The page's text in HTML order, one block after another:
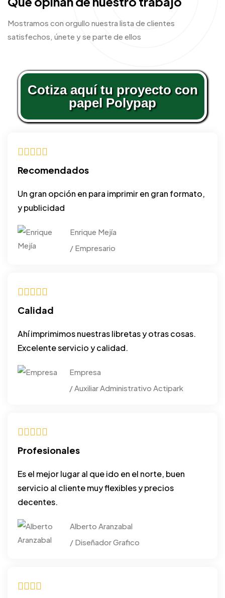
Mostramos con orgullo nuestra lista de clientes
satisfechos, únete y se parte de ellos
Cotiza aquí tu proyecto con
papel Polypap
Recomendados
Un gran opción en para imprimir en gran formato,
y publicidad
Enrique Mejía
/ Empresario
Calidad
Ahí imprimimos nuestras libretas y otras cosas.
Excelente servicio y calidad.
Empresa
/ Auxiliar Administrativo Actipark
Profesionales
Es el mejor lugar al que ido en el norte, buen
servicio al cliente muy flexibles y precios
decentes.
Alberto Aranzabal
/ Diseñador Grafico